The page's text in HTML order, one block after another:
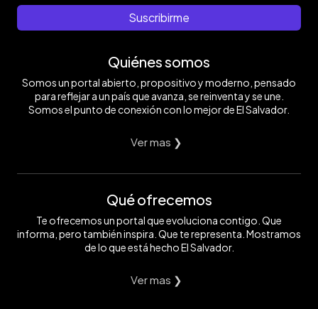
Suscribirme
Quiénes somos
Somos un portal abierto, propositivo y moderno, pensado
para reflejar a un país que avanza, se reinventa y se une.
Somos el punto de conexión con lo mejor de El Salvador.
Ver mas ❯
Qué ofrecemos
Te ofrecemos un portal que evoluciona contigo. Que
informa, pero también inspira. Que te representa. Mostramos
de lo que está hecho El Salvador.
Ver mas ❯